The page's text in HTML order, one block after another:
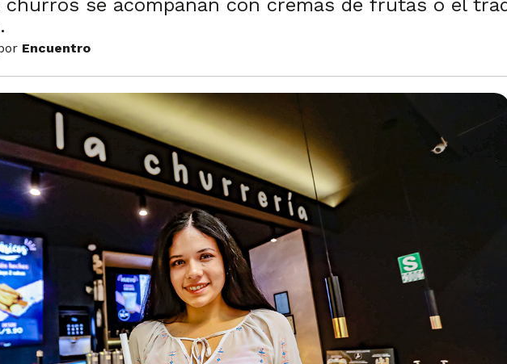
churros se acompañan con cremas de frutas o el
Encuentro